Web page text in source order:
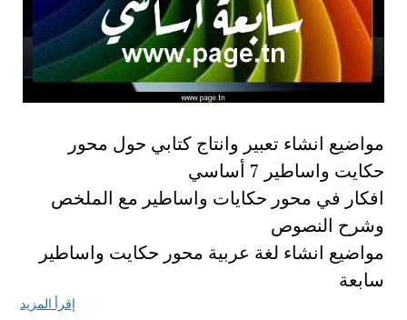
مواضيع انشاء تعبير وانتاج كتابي حول محور
حكايت واساطير 7 أساسي
افكار في محور حكايات واساطير مع الملخص
وشرح النصوص
مواضيع انشاء لغة عربية محور حكايت واساطير
سابعة
إقرأ المزيد